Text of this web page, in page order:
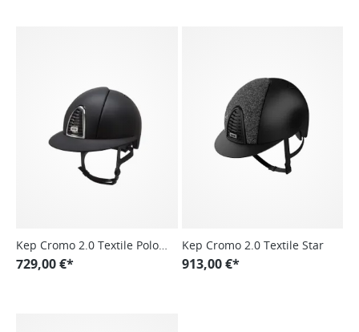
Kep Cromo 2.0 Textile Polo
Visor
729,00 €*
Kep Cromo 2.0 Textile Star
913,00 €*